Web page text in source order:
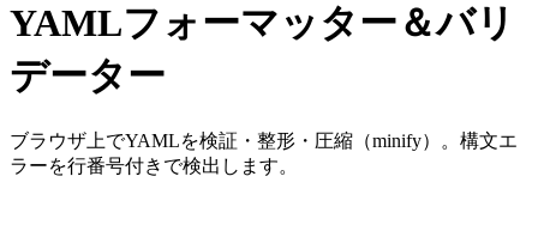
YAMLフォーマッター＆バリ
データー
ブラウザ上でYAMLを検証・整形・圧縮（minify）。構文エ
ラーを行番号付きで検出します。